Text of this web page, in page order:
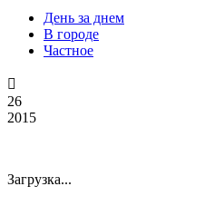
День за днем
В городе
Частное

26
2015
Загрузка...